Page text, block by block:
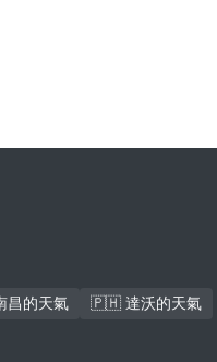
的天氣
🇵🇭 達沃的天氣